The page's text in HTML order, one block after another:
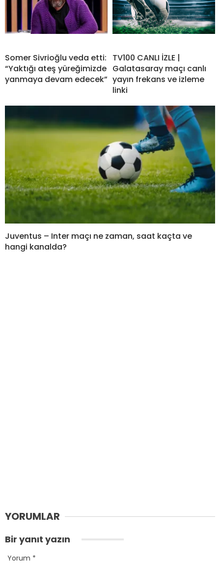
Somer Sivrioğlu veda etti:
“Yaktığı ateş yüreğimizde
yanmaya devam edecek”
TV100 CANLI İZLE |
Galatasaray maçı canlı
yayın frekans ve izleme
linki
Juventus – Inter maçı ne zaman, saat kaçta ve
hangi kanalda?
YORUMLAR
Bir yanıt yazın
Yorum *